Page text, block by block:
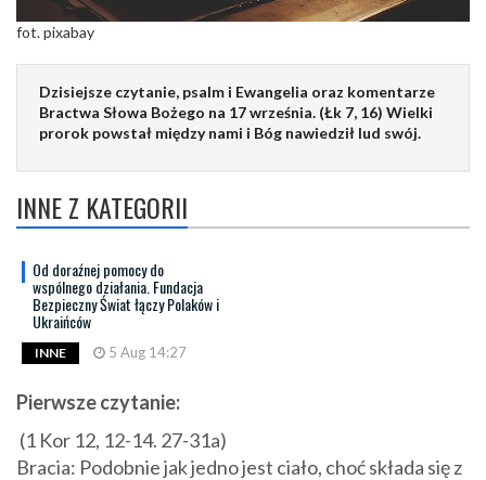
fot. pixabay
Dzisiejsze czytanie, psalm i Ewangelia oraz komentarze
Bractwa Słowa Bożego na 17 września. (Łk 7, 16) Wielki
prorok powstał między nami i Bóg nawiedził lud swój.
INNE Z KATEGORII
Od doraźnej pomocy do
wspólnego działania. Fundacja
Bezpieczny Świat łączy Polaków i
Ukraińców
INNE 5 Aug 14:27
Pierwsze czytanie:
(1 Kor 12, 12-14. 27-31a)
Bracia: Podobnie jak jedno jest ciało, choć składa się z